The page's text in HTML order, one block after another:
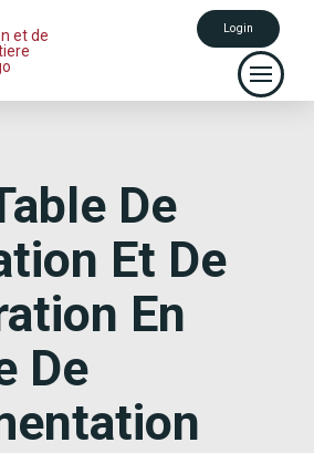
Login
De
Et De
En
De